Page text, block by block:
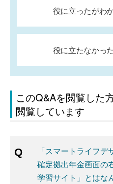
役に立ったがわ
役に立たなかった
このQ&Aを閲覧した
閲覧しています
「スマートライフ
確定拠出年金画面の
学習サイト」とはな